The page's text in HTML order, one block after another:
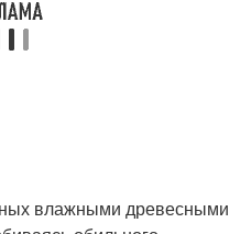
влажными древесными